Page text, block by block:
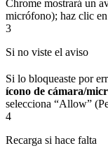
Chrome mostrará un
micrófono); haz clic en
3
Si no viste el aviso
Si lo bloqueaste por
ícono de cámara/
selecciona “Allow”
4
Recarga si hace falta